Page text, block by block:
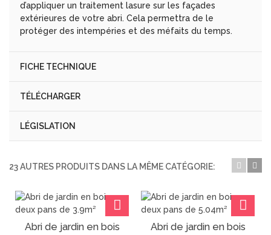
d’appliquer un traitement lasure sur les façades
extérieures de votre abri. Cela permettra de le
protéger des intempéries et des méfaits du temps.
FICHE TECHNIQUE
TÉLÉCHARGER
LÉGISLATION
23 AUTRES PRODUITS DANS LA MÊME CATÉGORIE:
Abri de jardin en bois
Abri de jardin en bois